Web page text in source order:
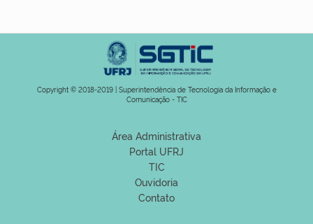
Copyright © 2018-2019 | Superintendência de Tecnologia da Informação e
Comunicação - TIC
Área Administrativa
Portal UFRJ
TIC
Ouvidoria
Contato